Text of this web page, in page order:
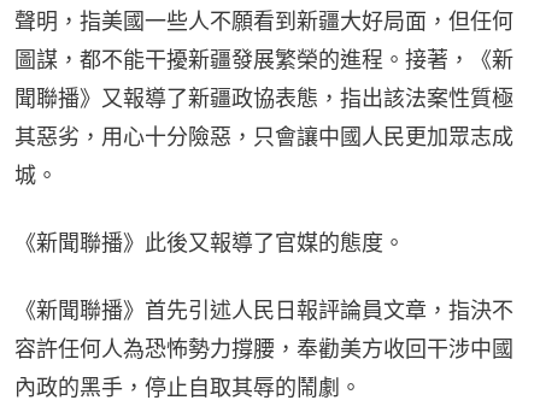
聲明，指美國一些人不願看到新疆大好局面，但任何
圖謀，都不能干擾新疆發展繁榮的進程。接著，《新
聞聯播》又報導了新疆政協表態，指出該法案性質極
其惡劣，用心十分險惡，只會讓中國人民更加眾志成
城。
《新聞聯播》此後又報導了官媒的態度。
《新聞聯播》首先引述人民日報評論員文章，指決不
容許任何人為恐怖勢力撐腰，奉勸美方收回干涉中國
內政的黑手，停止自取其辱的鬧劇。